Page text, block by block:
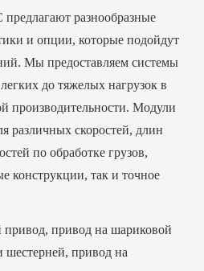
разнообразные
и опции, которые подойдут
Мы предоставляем системы
до тяжелых нагрузок в
производительности. Модули
различных скоростей, длин
по обработке грузов,
конструкции, так и точное
привод на шариковой
шестерней, привод на